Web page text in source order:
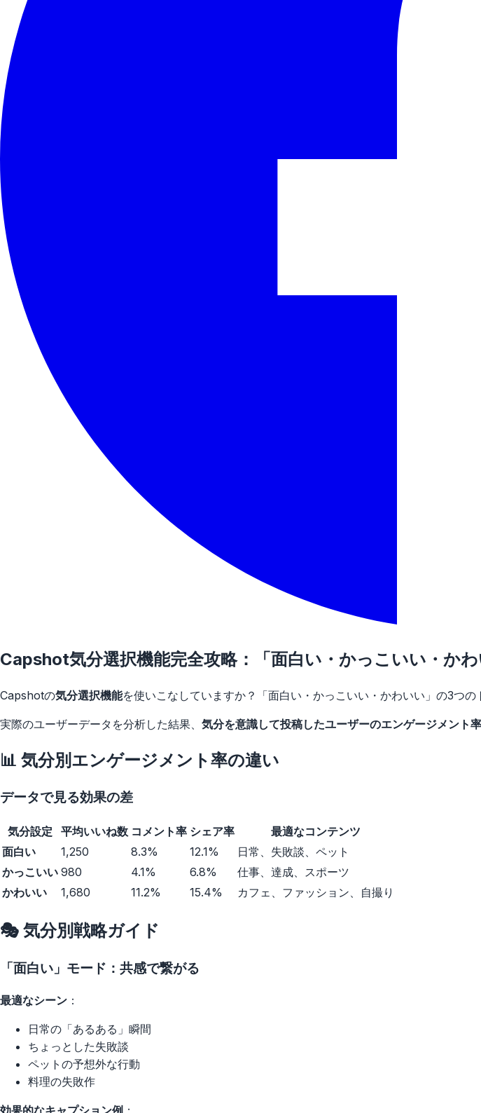
Capshot気分選択機能完全攻略：「面白い・かっこいい・か
Capshotの気分選択機能を使いこなしていますか？「面白い・かっこいい・かわいい」の3つ
実際のユーザーデータを分析した結果、 気分を意識して投稿したユーザーのエンゲージメント
📊 気分別エンゲージメント率の違い
データで見る効果の差
気分設定 平均いいね数 コメント率 シェア率
最適なコンテンツ
面白い
1,250 8.3% 12.1%
日常、失敗談、ペット
かっこいい 980 4.1% 6.8%
仕事、達成、スポーツ
かわいい
1,680 11.2% 15.4% カフェ、ファッション、自撮り
🎭 気分別戦略ガイド
「面白い」モード：共感で繋がる
最適なシーン ：
日常の「あるある」瞬間
ちょっとした失敗談
ペットの予想外な行動
料理の失敗作
効果的なキャプション例 ：